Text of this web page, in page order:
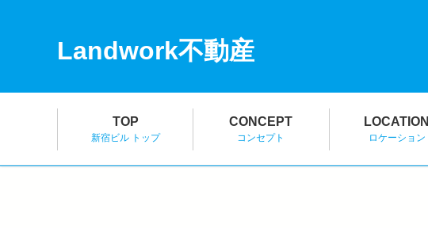
Landwork不動産
TOP
新宿ビル トップ
CONCEPT
コンセプト
LOCATION
ロケーション